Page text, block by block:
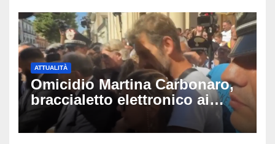
ATTUALITÀ
Omicidio Martina Carbonaro,
braccialetto elettronico ai
genitori della 14enne: non
potranno avvicinarsi alla